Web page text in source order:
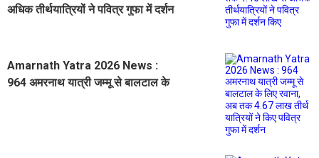
अधिक तीर्थयात्रियों ने पवित्र गुफा में दर्शन
Amarnath Yatra 2026 News :
964 अमरनाथ यात्री जम्मू से बालटाल के